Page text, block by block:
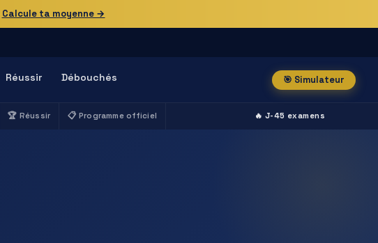
Calcule ta moyenne →
Réussir Débouchés 🎯 Simulateur
🏆 Réussir 📋 Programme officiel 🔥 J-45 examens